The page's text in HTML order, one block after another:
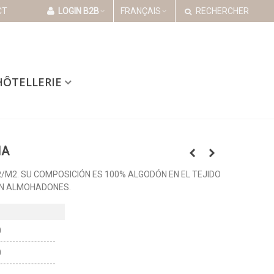
LOGIN B2B FRANÇAIS RECHERCHER
M2. SU COMPOSICIÓN ES 100% ALGODÓN EN EL TEJIDO
ALMOHADONES.